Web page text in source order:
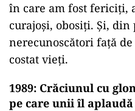
în care am fost fericiți,
curajoși, obosiți. Și,
nerecunoscători față
costat vieți.
1989: Crăciunul cu
pe care unii îl